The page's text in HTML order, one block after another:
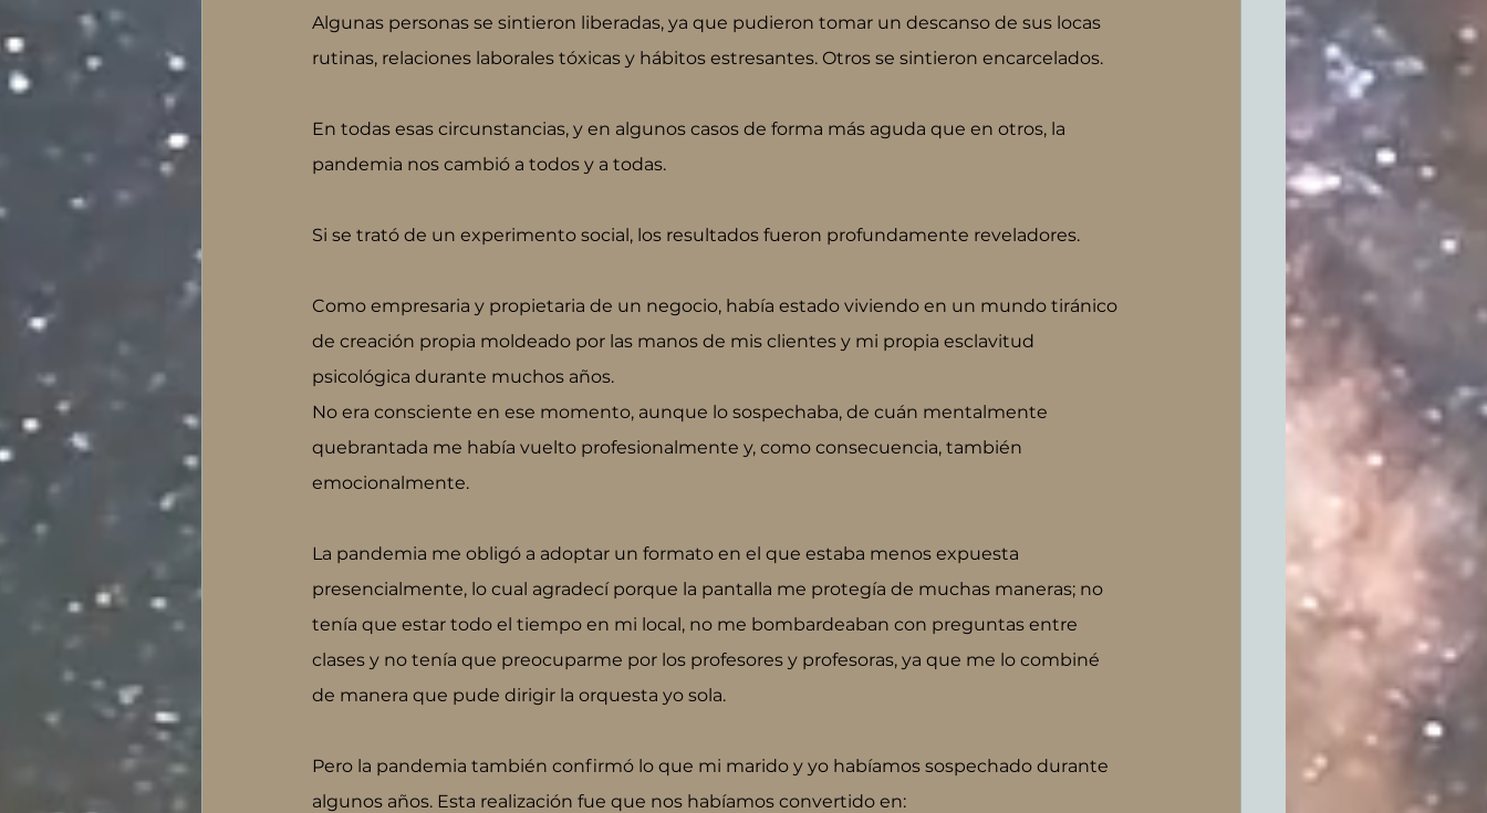
Algunas personas se sintieron liberadas, ya que pudieron tomar un descanso de sus locas
rutinas, relaciones laborales tóxicas y hábitos estresantes. Otros se sintieron encarcelados.
En todas esas circunstancias, y en algunos casos de forma más aguda que en otros, la
pandemia nos cambió a todos y a todas.
Si se trató de un experimento social, los resultados fueron profundamente reveladores.
Como empresaria y propietaria de un negocio, había estado viviendo en un mundo tiránico
de creación propia moldeado por las manos de mis clientes y mi propia esclavitud
psicológica durante muchos años.
No era consciente en ese momento, aunque lo sospechaba, de cuán mentalmente
quebrantada me había vuelto profesionalmente y, como consecuencia, también
emocionalmente.
La pandemia me obligó a adoptar un formato en el que estaba menos expuesta
presencialmente, lo cual agradecí porque la pantalla me protegía de muchas maneras; no
tenía que estar todo el tiempo en mi local, no me bombardeaban con preguntas entre
clases y no tenía que preocuparme por los profesores y profesoras, ya que me lo combiné
de manera que pude dirigir la orquesta yo sola.
Pero la pandemia también confirmó lo que mi marido y yo habíamos sospechado durante
algunos años. Esta realización fue que nos habíamos convertido en: